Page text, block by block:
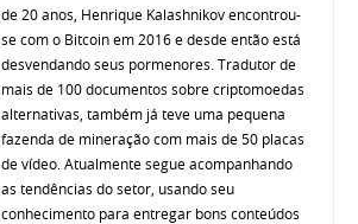
de 20 anos, Henrique Kalashnikov encontrou-
se com o Bitcoin em 2016 e desde então está
desvendando seus pormenores. Tradutor de
mais de 100 documentos sobre criptomoedas
alternativas, também já teve uma pequena
fazenda de mineração com mais de 50 placas
de vídeo. Atualmente segue acompanhando
as tendências do setor, usando seu
conhecimento para entregar bons conteúdos